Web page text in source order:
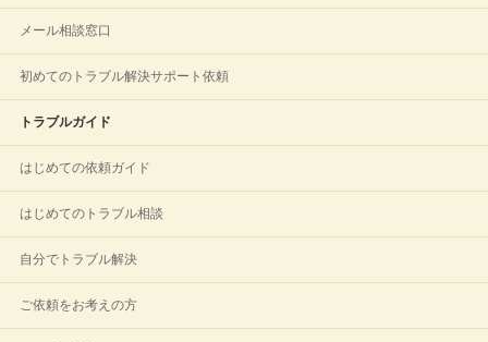
メール相談窓口
初めてのトラブル解決サポート依頼
トラブルガイド
はじめての依頼ガイド
はじめてのトラブル相談
自分でトラブル解決
ご依頼をお考えの方